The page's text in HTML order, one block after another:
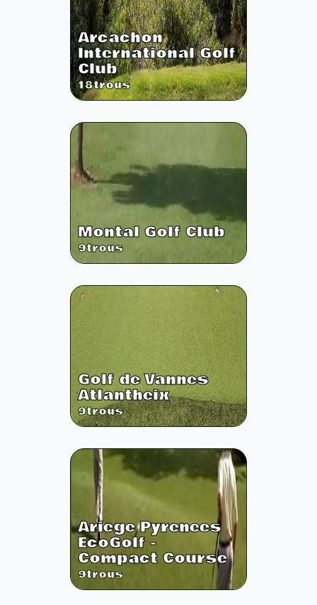
Arcachon
International Golf
Club
18trous
Montal Golf Club
9trous
Golf de Vannes
Atlantheix
9trous
Ariege Pyrenees
EcoGolf -
Compact Course
9trous